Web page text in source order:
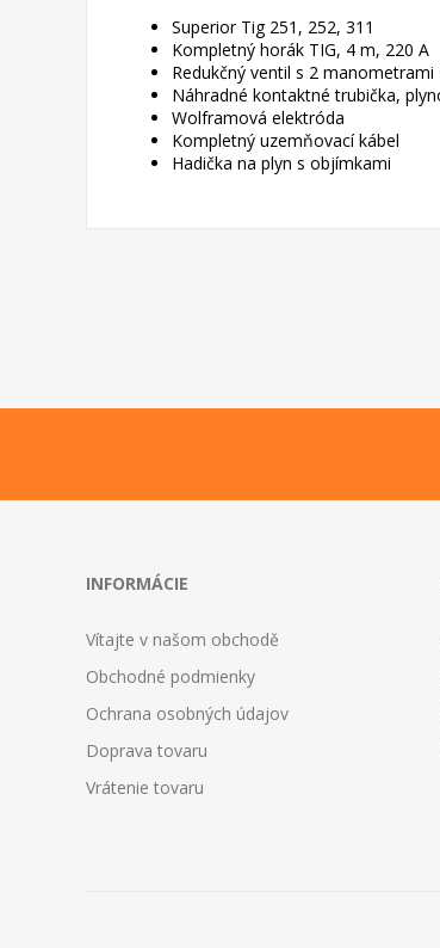
Superior Tig 251, 252, 311
Kompletný horák TIG, 4 m, 220 A
Redukčný ventil s 2
Náhradné kontaktné trubička,
Wolframová elektróda
Kompletný uzemňovací kábel
Hadička na plyn s objímkami
INFORMÁCIE
Vítajte v našom obchodě
Obchodné podmienky
Ochrana osobných údajov
Doprava tovaru
Vrátenie tovaru